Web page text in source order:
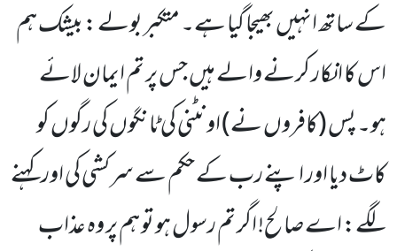
کے ساتھ انہیں بھیجا گیا ہے۔ متکبر بولے : بیشک ہم
اس کا انکار کرنے والے ہیں جس پر تم ایمان لائے
ہو۔ پس (کافروں نے) اونٹنی کی ٹانگوں کی رگوں کو
کاٹ دیا اور اپنے رب کے حکم سے سرکشی کی اور کہنے
لگے: اے صالح! اگر تم رسول ہو تو ہم پر وہ عذاب